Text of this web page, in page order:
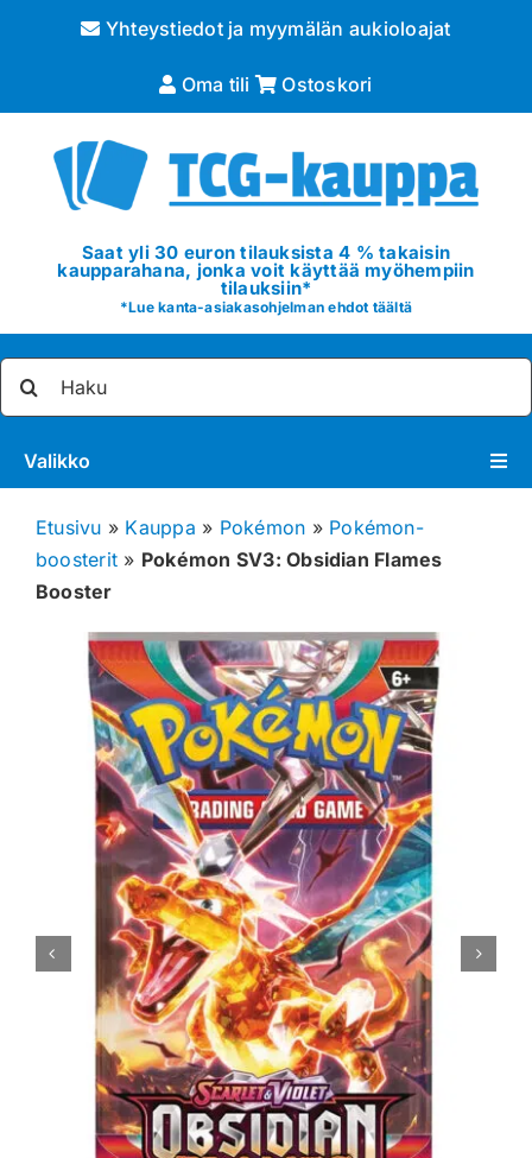
Yhteystiedot ja myymälän aukioloajat
Oma tili Ostoskori
Saat yli 30 euron tilauksista 4 % takaisin
kaupparahana, jonka voit käyttää myöhempiin
tilauksiin*
*Lue kanta-asiakasohjelman ehdot täältä
Valikko
Pokémon
Tarvikkeet
Blind Boksit
Ennakot
Greidatut kortit
Rip & Ship
Greidauspalvelu
Etusivu » Kauppa » Pokémon » Pokémon-
boosterit » Pokémon SV3: Obsidian Flames
Booster